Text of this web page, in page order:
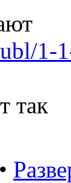
1-
так
•